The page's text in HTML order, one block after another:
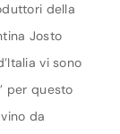
della
Josto
vi sono
per questo
da